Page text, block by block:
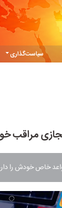
سیاست‌گذاری
مراقب
خاص خودش را